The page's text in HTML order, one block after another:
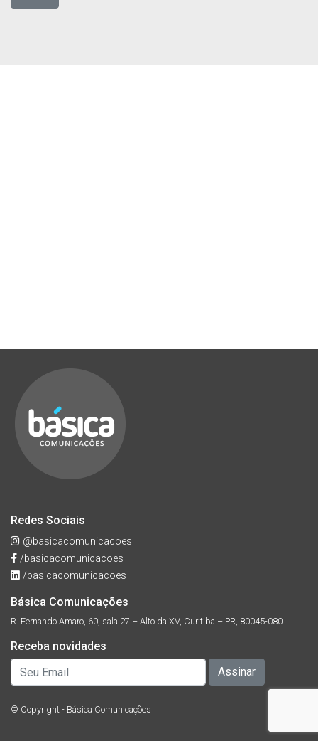
Redes Sociais
@basicacomunicacoes
/basicacomunicacoes
/basicacomunicacoes
Básica Comunicações
R. Fernando Amaro, 60, sala 27 – Alto da XV, Curitiba – PR, 80045-080
Receba novidades
© Copyright - Básica Comunicações